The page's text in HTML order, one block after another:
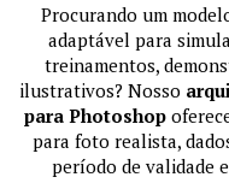
Procurando um
adaptável para
treinamentos,
ilustrativos? Nosso
para Photoshop
para foto realista,
período de validade